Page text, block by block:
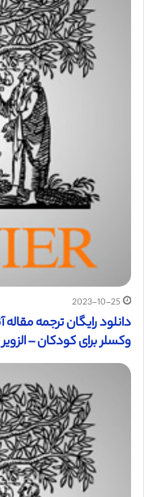
2023-10-25
دانلود رایگان ترجمه
وکسلر برای کودکان – الزویر 2015